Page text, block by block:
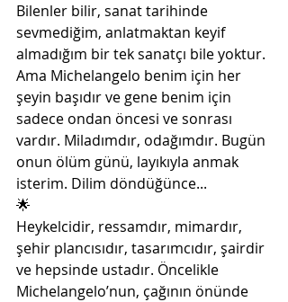
Bilenler bilir, sanat tarihinde
sevmediğim, anlatmaktan keyif
almadığım bir tek sanatçı bile yoktur.
Ama Michelangelo benim için her
şeyin başıdır ve gene benim için
sadece ondan öncesi ve sonrası
vardır. Miladımdır, odağımdır. Bugün
onun ölüm günü, layıkıyla anmak
isterim. Dilim döndüğünce...
🌟
Heykelcidir, ressamdır, mimardır,
şehir plancısıdır, tasarımcıdır, şairdir
ve hepsinde ustadır. Öncelikle
Michelangelo’nun, çağının önünde